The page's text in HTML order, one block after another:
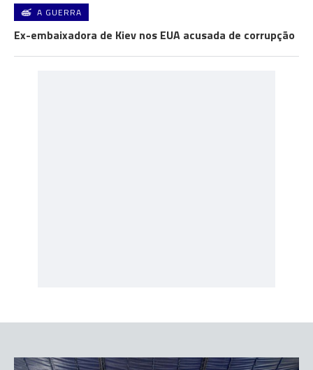
A GUERRA
Ex-embaixadora de Kiev nos EUA acusada de corrupção